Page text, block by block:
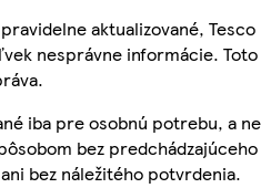
aktualizované, Tesco
nesprávne informácie. Toto
iba pre osobnú potrebu, a
bez predchádzajúceho
bez náležitého potvrdenia.